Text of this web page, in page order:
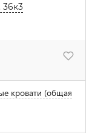
36к3
кровати (общая